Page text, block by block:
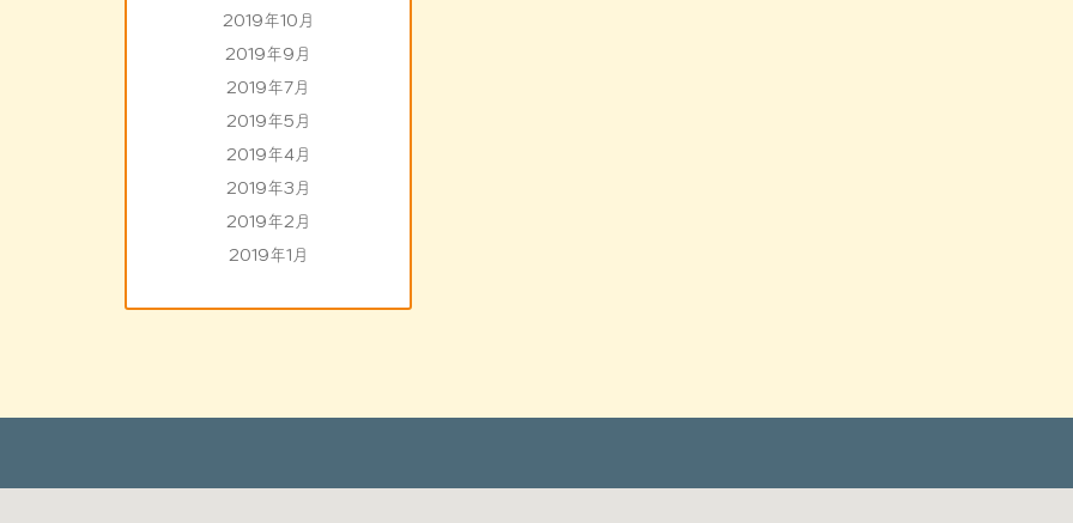
2019年10月
2019年9月
2019年7月
2019年5月
2019年4月
2019年3月
2019年2月
2019年1月